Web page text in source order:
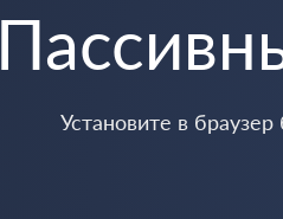
Установите в